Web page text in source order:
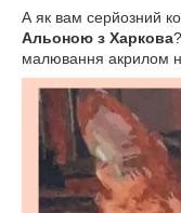
А як вам серйозний
Альоною з Харкова
малювання акрилом